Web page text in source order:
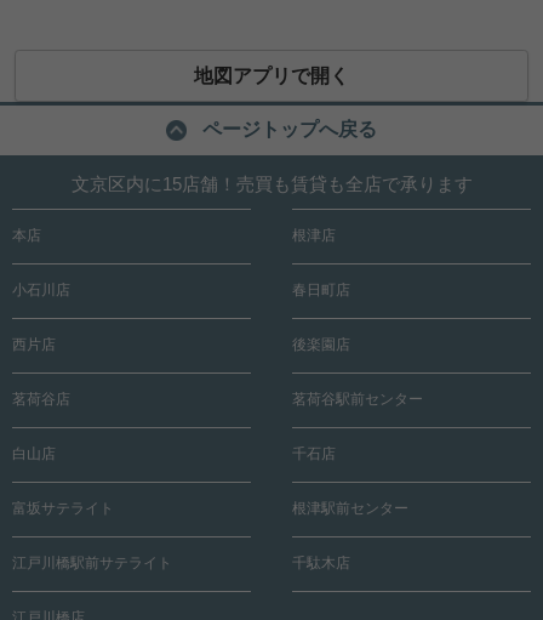
地図アプリで開く
ページトップへ戻る
文京区内に15店舗！売買も賃貸も全店で承ります
本店 根津店
小石川店 春日町店
西片店 後楽園店
茗荷谷店 茗荷谷駅前センター
白山店 千石店
富坂サテライト 根津駅前センター
江戸川橋駅前サテライト 千駄木店